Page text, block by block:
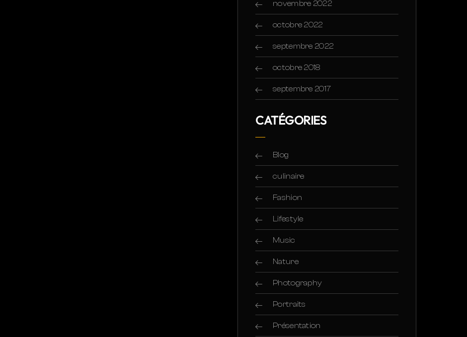
novembre 2022
octobre 2022
septembre 2022
octobre 2018
septembre 2017
CATÉGORIES
Blog
culinaire
Fashion
Lifestyle
Music
Nature
Photography
Portraits
Présentation